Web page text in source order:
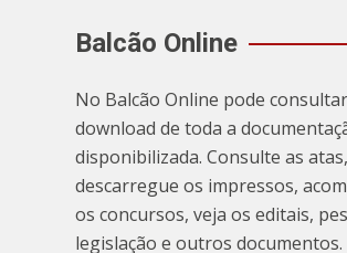
Balcão Online
No Balcão Online pode
download de toda a
disponibilizada. Consulte as atas,
descarregue os impressos,
os concursos, veja os editais,
legislação e outros documentos.